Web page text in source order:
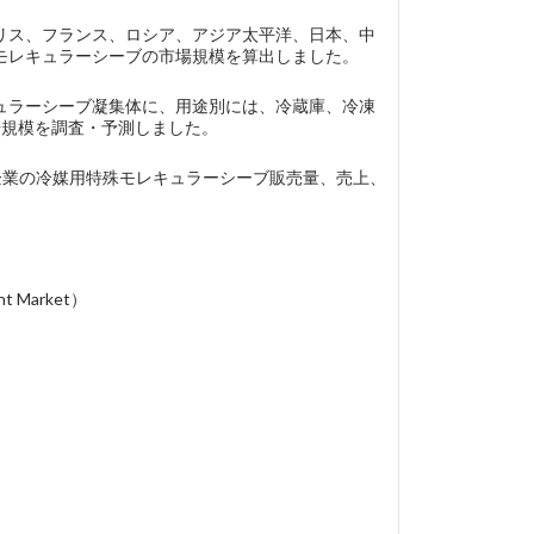
、フランス、ロシア、アジア太平洋、日本、中
キュラーシーブの市場規模を算出しました。
ーシーブ凝集体に、用途別には、冷蔵庫、冷凍
模を調査・予測しました。
冷媒用特殊モレキュラーシーブ販売量、売上、
Market）